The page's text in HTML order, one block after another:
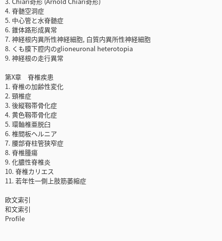
4. 脊髄空洞症
5. 中心管と水脊髄症
6. 錐体路形成異常
7. 神経根内異所性神経細胞, 白質内異所性神経細胞
8. くも膜下腔内のglioneuronal heterotopia
9. 神経根の走行異常
第X章 脊椎疾患
1. 脊椎の加齢性変化
2. 頸椎症
3. 後縦靱帯骨化症
4. 黄色靱帯骨化症
5. 環軸椎亜脱臼
6. 椎間板ヘルニア
7. 腰部脊柱管狭窄症
8. 脊椎腫瘍
9. 化膿性脊椎炎
10. 脊椎カリエス
11. 若年性一側上肢筋萎縮症
欧文索引
和文索引
Profile